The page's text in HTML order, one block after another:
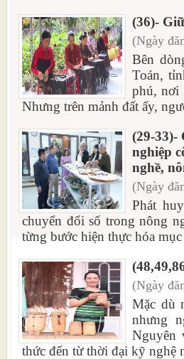
(36)-
(Ngày
Bên
Toán,
phú, nơi
Nhưng trên mảnh đất ấy,
(29-33)-
nghiệp
nghề,
(Ngày
Phát
chuyển đổi số trong nông
từng bước hiện thực hóa
(Ngày
Mặc dù
nhưng
Nguyên
thức đến từ thời đại kỹ nghệ